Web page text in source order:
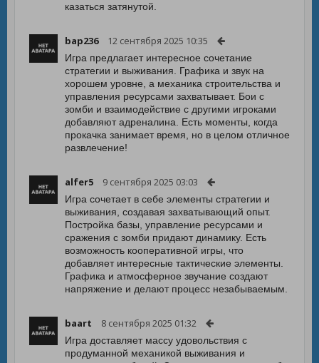
казаться затянутой.
bap236 12 сентября 2025 10:35
Игра предлагает интересное сочетание
стратегии и выживания. Графика и звук на
хорошем уровне, а механика строительства и
управления ресурсами захватывает. Бои с
зомби и взаимодействие с другими игроками
добавляют адреналина. Есть моменты, когда
прокачка занимает время, но в целом отличное
развлечение!
alfer5 9 сентября 2025 03:03
Игра сочетает в себе элементы стратегии и
выживания, создавая захватывающий опыт.
Постройка базы, управление ресурсами и
сражения с зомби придают динамику. Есть
возможность кооперативной игры, что
добавляет интересные тактические элементы.
Графика и атмосферное звучание создают
напряжение и делают процесс незабываемым.
baart 8 сентября 2025 01:32
Игра доставляет массу удовольствия с
продуманной механикой выживания и